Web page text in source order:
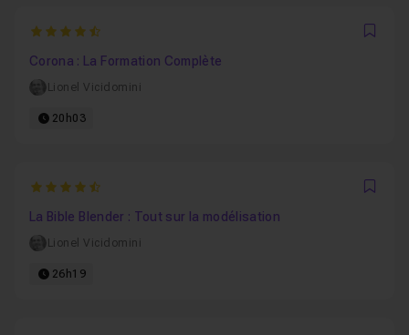
4.9090909090909
Corona : La Formation Complète
Lionel Vicidomini
20h03
4.9130434782609
La Bible Blender : Tout sur la modélisation
Lionel Vicidomini
26h19